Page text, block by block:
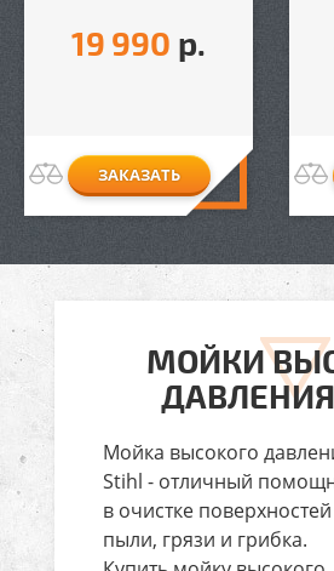
19 990 р.
ЗАКАЗАТЬ
МОЙКИ
ДАВЛЕНИЯ
Мойка высокого
Stihl - отличный
в очистке
пыли, грязи и грибка.